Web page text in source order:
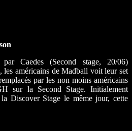
Caedes (Second stage, 20/06)
les américains de Madball voit leur set
par les non moins américains
sur la Second Stage. Initialement
Discover Stage le même jour, cette